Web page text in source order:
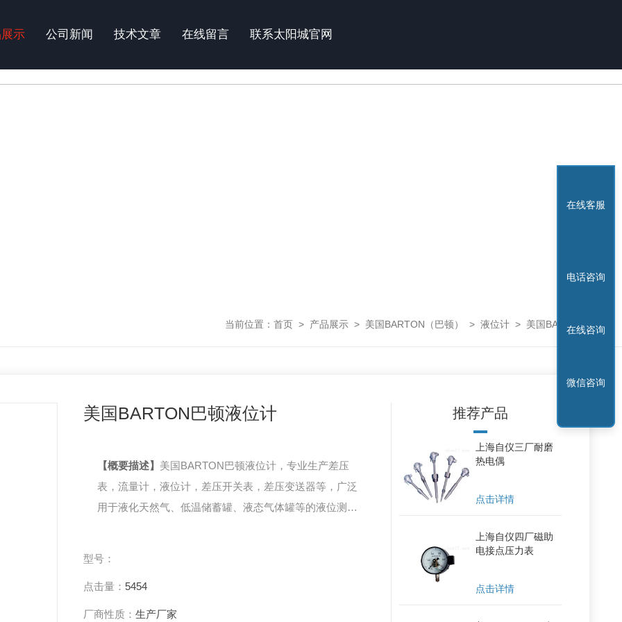
示 公司新闻 技术文章 在线留言 联系太阳城官网
当前位置： 首页 > 产品展示 > 美国BARTON（巴顿） > 液位计 > 美国BARTON巴顿液位计
美国BARTON巴顿液位计
【概要描述】 美国BARTON巴顿液位计，专业生产差压
表，流量计，液位计，差压开关表，差压变送器等，广泛
用于液化天然气、低温储蓄罐、液态气体罐等的液位测量
表记录 仪（Chart Recorder）、指示器（Indicator）和开
关（Switch）等。
型号：
点击量： 5454
厂商性质： 生产厂家
推荐产品
上海自仪三厂耐磨
热电偶
点击详情
上海自仪四厂磁助
电接点压力表
点击详情
在线客服
电话咨询
在线咨询
微信咨询